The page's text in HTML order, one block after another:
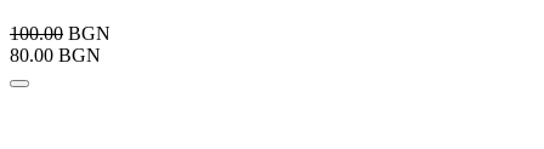
100.00 BGN
80.00 BGN